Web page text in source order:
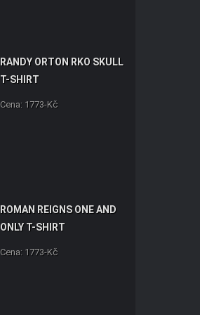
RANDY ORTON RKO SKULL
T-SHIRT
Cena: 1773-Kč
ROMAN REIGNS ONE AND
ONLY T-SHIRT
Cena: 1773-Kč